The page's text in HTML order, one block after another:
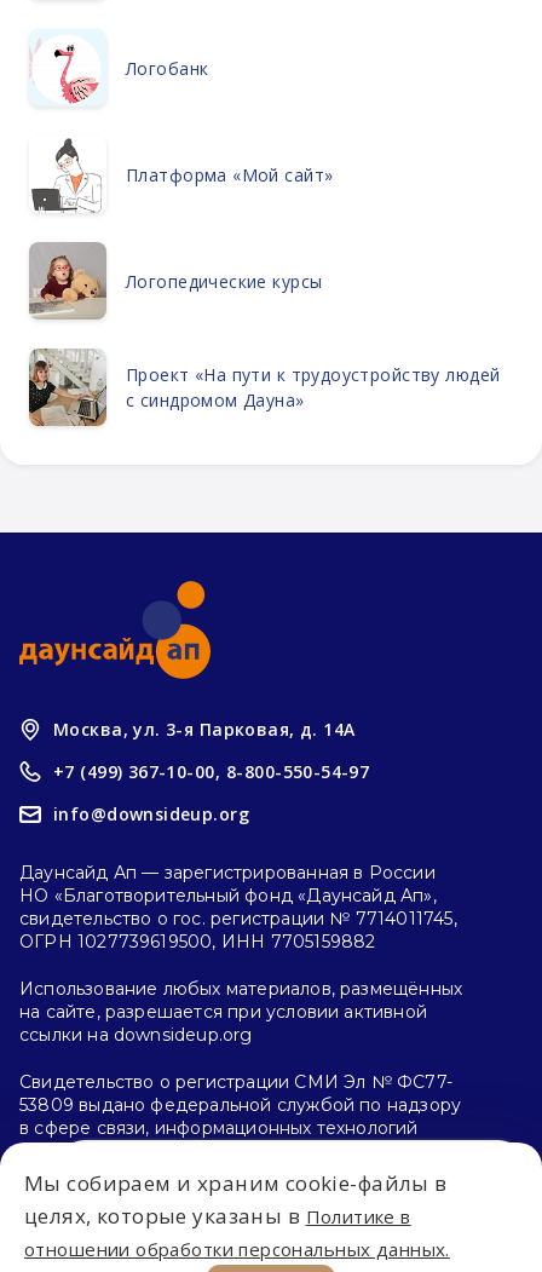
Логобанк
Платформа «Мой сайт»
Логопедические курсы
Проект «На пути к трудоустройству людей
с синдромом Дауна»
Впервые на сайте?
С чего начать?
Москва, ул. 3-я Парковая, д. 14А
+7 (499) 367-10-00, 8-800-550-54-97
info@downsideup.org
Даунсайд Ап — зарегистрированная в России
НО «Благотворительный фонд «Даунсайд Ап»,
свидетельство о гос. регистрации № 7714011745,
ОГРН 1027739619500, ИНН 7705159882
Использование любых материалов, размещённых
на сайте, разрешается при условии активной
ссылки на downsideup.org
Свидетельство о регистрации СМИ Эл № ФС77-
53809 выдано федеральной службой по надзору
в сфере связи, информационных технологий
и массовых коммуникаций (Роскомнадзор)
26.04.2013 г.
Политика конфиденциальности
Мы собираем и храним cookie-файлы в
целях, которые указаны в Политике в
отношении обработки персональных данных.